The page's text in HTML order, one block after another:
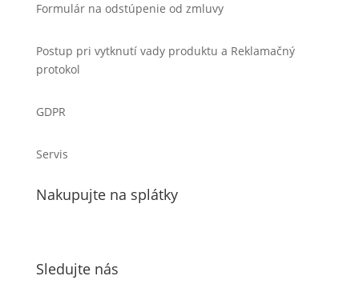
Formulár na odstúpenie od zmluvy
Postup pri vytknutí vady produktu a Reklamačný
protokol
GDPR
Servis
Nakupujte na splátky
Sledujte nás